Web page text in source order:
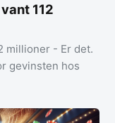
112
millioner - Er det.
gevinsten hos